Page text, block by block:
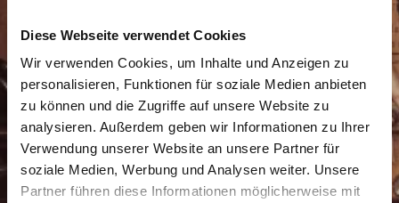
Diese Webseite verwendet Cookies
Wir verwenden Cookies, um Inhalte und Anzeigen zu
personalisieren, Funktionen für soziale Medien anbieten
zu können und die Zugriffe auf unsere Website zu
analysieren. Außerdem geben wir Informationen zu Ihrer
Verwendung unserer Website an unsere Partner für
soziale Medien, Werbung und Analysen weiter. Unsere
Partner führen diese Informationen möglicherweise mit